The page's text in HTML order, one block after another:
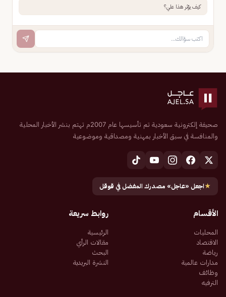
كيف يؤثر هذا علي؟
صحيفة إلكترونية سعودية تم تأسيسها عام 2007م تهتم بنشر الأخبار المحلية
والمنافسة في سبق الأخبار بمهنية ومصداقية وموضوعية
★اجعل «عاجل» مصدرك المفضل في قوقل
الأقسام
المحليات
الاقتصاد
رياضة
مدارات عالمية
وظائف
الترفيه
روابط سريعة
الرئيسية
مقالات الرأي
البحث
النشرة البريدية